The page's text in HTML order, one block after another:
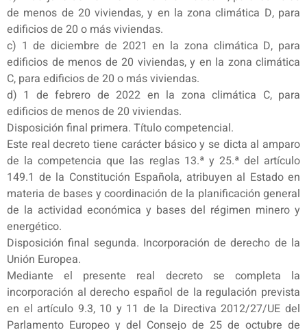
de menos de 20 viviendas, y en la zona climática D, para
edificios de 20 o más viviendas.
c) 1 de diciembre de 2021 en la zona climática D, para
edificios de menos de 20 viviendas, y en la zona climática
C, para edificios de 20 o más viviendas.
d) 1 de febrero de 2022 en la zona climática C, para
edificios de menos de 20 viviendas.
Disposición final primera. Título competencial.
Este real decreto tiene carácter básico y se dicta al amparo
de la competencia que las reglas 13.ª y 25.ª del artículo
149.1 de la Constitución Española, atribuyen al Estado en
materia de bases y coordinación de la planificación general
de la actividad económica y bases del régimen minero y
energético.
Disposición final segunda. Incorporación de derecho de la
Unión Europea.
Mediante el presente real decreto se completa la
incorporación al derecho español de la regulación prevista
en el artículo 9.3, 10 y 11 de la Directiva 2012/27/UE del
Parlamento Europeo y del Consejo de 25 de octubre de